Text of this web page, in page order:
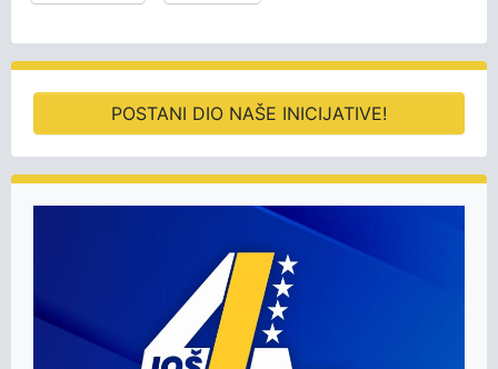
POSTANI DIO NAŠE INICIJATIVE!